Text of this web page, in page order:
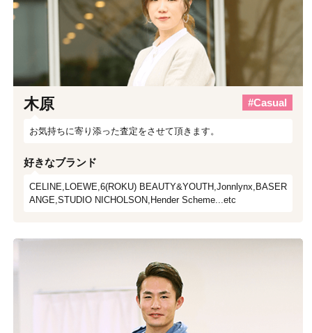
木原 #Casual
お気持ちに寄り添った査定をさせて頂きます。
好きなブランド
CELINE,LOEWE,6(ROKU) BEAUTY&YOUTH,Jonnlynx,BASER
ANGE,STUDIO NICHOLSON,Hender Scheme...etc